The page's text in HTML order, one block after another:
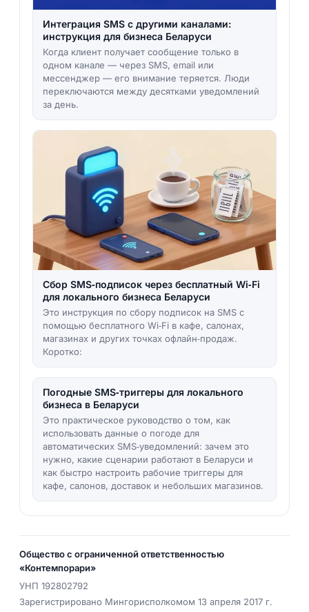
Интеграция SMS с другими каналами:
инструкция для бизнеса Беларуси
Когда клиент получает сообщение только в
одном канале — через SMS, email или
мессенджер — его внимание теряется. Люди
переключаются между десятками уведомлений
за день.
Сбор SMS‑подписок через бесплатный Wi‑Fi
для локального бизнеса Беларуси
Это инструкция по сбору подписок на SMS с
помощью бесплатного Wi‑Fi в кафе, салонах,
магазинах и других точках офлайн‑продаж.
Коротко:
Погодные SMS‑триггеры для локального
бизнеса в Беларуси
Это практическое руководство о том, как
использовать данные о погоде для
автоматических SMS‑уведомлений: зачем это
нужно, какие сценарии работают в Беларуси и
как быстро настроить рабочие триггеры для
кафе, салонов, доставок и небольших магазинов.
Общество с ограниченной ответственностью
«Контемпорари»
УНП 192802792
Зарегистрировано Мингорисполкомом 13 апреля 2017 г.